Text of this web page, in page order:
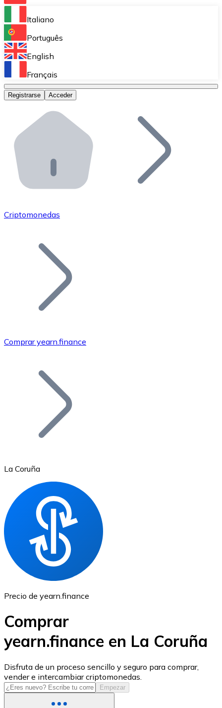
Bitnovo Ramp
Integra nuestra solución en tu plataforma.
Bitnovo Giftcards
Bitnovo OTC
Bitnovo ATM
Integra un ATM Bitnovo en tu negocio y permite que
Bitnovo API
Integra nuestra API en tu ecosistema.
Únete a nuestra red de distribuidores.
Añade tu proyecto a nuestro ecosistema.
Bitcoin
Ethereum
ETH
USD Coin
USDC
Italiano
Português
English
Français
Registrarse Acceder
Criptomonedas
Comprar yearn.finance
La Coruña
Precio de yearn.finance
Comprar
yearn.finance en La Coruña
Disfruta de un proceso sencillo y seguro para comprar,
vender e intercambiar criptomonedas.
Empezar